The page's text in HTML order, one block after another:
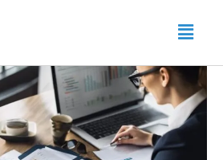
Main
Menu